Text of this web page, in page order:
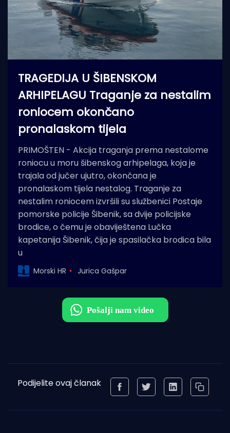
TRAGEDIJA U ŠIBENSKOM
ARHIPELAGU Traganje za nestalim
roniocem okončano
pronalaskom tijela
PRIMOŠTEN - Akcija traganja prema nestalome
roniocu u moru šibenskog arhipelaga, koja je
trajala od jučer ujutro, okončana je
pronalaskom tijela nestalog. Traganje za
nestalim roniocem izvršili su službenici Postaje
pomorske policije Šibenik, sa dvije policijske
brodice, o čemu je obaviještena Lučka
kapetanija Šibenik, čija je spasilačka brodica bila
u
Morski HR Jurica Gašpar
Podijelite ovaj članak